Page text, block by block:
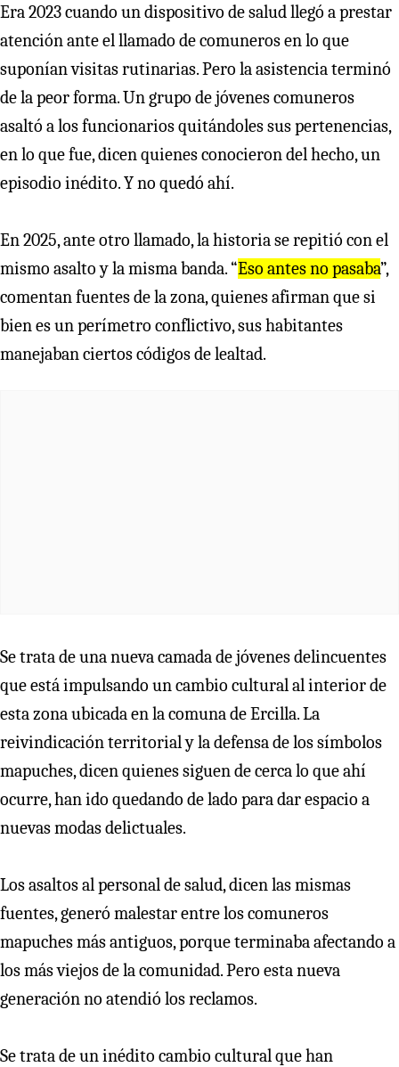
Era 2023 cuando un dispositivo de salud llegó a prestar
atención ante el llamado de comuneros en lo que
suponían visitas rutinarias. Pero la asistencia terminó
de la peor forma. Un grupo de jóvenes comuneros
asaltó a los funcionarios quitándoles sus pertenencias,
en lo que fue, dicen quienes conocieron del hecho, un
episodio inédito. Y no quedó ahí.
En 2025, ante otro llamado, la historia se repitió con el
mismo asalto y la misma banda. “Eso antes no pasaba”,
comentan fuentes de la zona, quienes afirman que si
bien es un perímetro conflictivo, sus habitantes
manejaban ciertos códigos de lealtad.
Se trata de una nueva camada de jóvenes delincuentes
que está impulsando un cambio cultural al interior de
esta zona ubicada en la comuna de Ercilla. La
reivindicación territorial y la defensa de los símbolos
mapuches, dicen quienes siguen de cerca lo que ahí
ocurre, han ido quedando de lado para dar espacio a
nuevas modas delictuales.
Los asaltos al personal de salud, dicen las mismas
fuentes, generó malestar entre los comuneros
mapuches más antiguos, porque terminaba afectando a
los más viejos de la comunidad. Pero esta nueva
generación no atendió los reclamos.
Se trata de un inédito cambio cultural que han